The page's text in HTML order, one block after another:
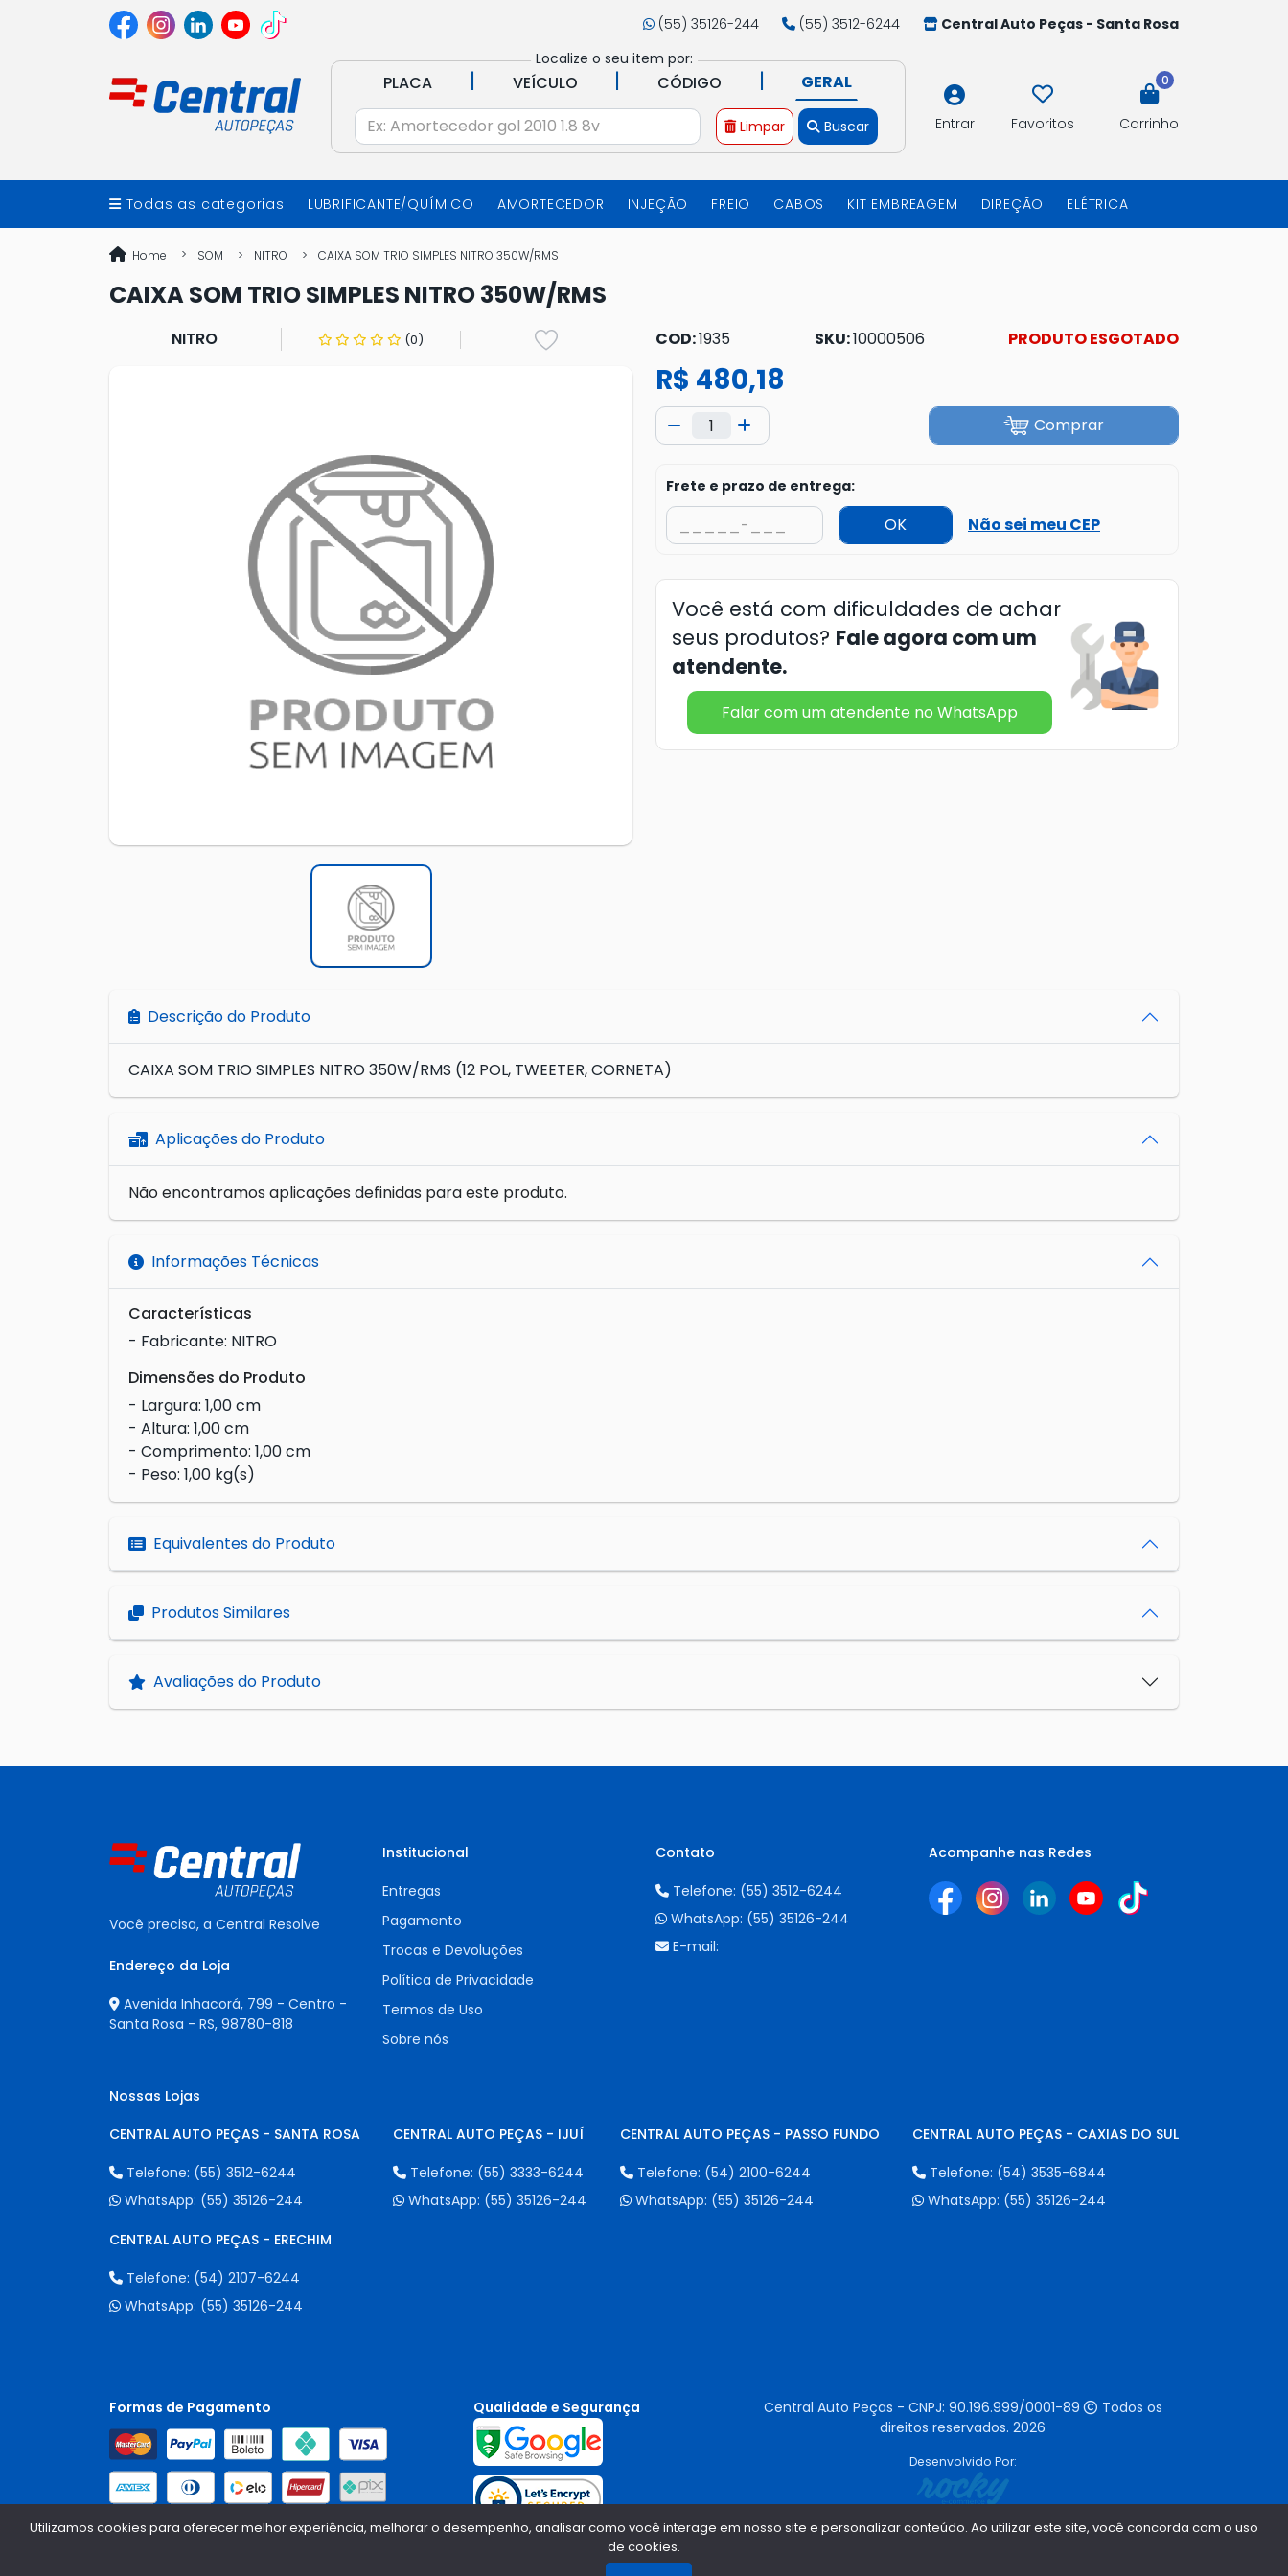
(55) 35126-244 (55) 3512-6244
Central Auto Peças - Santa Rosa
Localize o seu item por:
PLACA | VEÍCULO | CÓDIGO | GERAL
Limpar Buscar Entrar Favoritos
0
Carrinho
Todas as categorias LUBRIFICANTE/QUÍMICO AMORTECEDOR INJEÇÃO FREIO CABOS KIT EMBREAGEM DIREÇÃO ELÉTRICA
Home SOM NITRO CAIXA SOM TRIO SIMPLES NITRO 350W/RMS
CAIXA SOM TRIO SIMPLES NITRO 350W/RMS
NITRO (0) COD:1935 SKU:10000506 PRODUTO ESGOTADO
R$ 480,18
Comprar
Frete e prazo de entrega:
OK Não sei meu CEP
Você está com dificuldades de achar
seus produtos? Fale agora com um
atendente.
Falar com um atendente no WhatsApp
Descrição do Produto
CAIXA SOM TRIO SIMPLES NITRO 350W/RMS (12 POL, TWEETER, CORNETA)
Aplicações do Produto
Não encontramos aplicações definidas para este produto.
Informações Técnicas
Características
- Fabricante: NITRO
Dimensões do Produto
- Largura: 1,00 cm
- Altura: 1,00 cm
- Comprimento: 1,00 cm
- Peso: 1,00 kg(s)
Equivalentes do Produto
Produtos Similares
Avaliações do Produto
Você precisa, a Central Resolve
Endereço da Loja
Avenida Inhacorá, 799 - Centro -
Santa Rosa - RS, 98780-818
Institucional
Entregas
Pagamento
Trocas e Devoluções
Política de Privacidade
Termos de Uso
Sobre nós
Contato
Telefone: (55) 3512-6244
WhatsApp: (55) 35126-244
E-mail:
Acompanhe nas Redes
Nossas Lojas
CENTRAL AUTO PEÇAS - SANTA ROSA
Telefone: (55) 3512-6244
WhatsApp: (55) 35126-244
CENTRAL AUTO PEÇAS - IJUÍ
Telefone: (55) 3333-6244
WhatsApp: (55) 35126-244
CENTRAL AUTO PEÇAS - PASSO FUNDO
Telefone: (54) 2100-6244
WhatsApp: (55) 35126-244
CENTRAL AUTO PEÇAS - CAXIAS DO SUL
Telefone: (54) 3535-6844
WhatsApp: (55) 35126-244
CENTRAL AUTO PEÇAS - ERECHIM
Telefone: (54) 2107-6244
WhatsApp: (55) 35126-244
Formas de Pagamento Qualidade e Segurança Central Auto Peças - CNPJ: 90.196.999/0001-89
Todos os
direitos reservados. 2026
Desenvolvido Por:
Utilizamos cookies para oferecer melhor experiência, melhorar o desempenho, analisar como você interage em nosso site e personalizar conteúdo. Ao utilizar este site, você concorda com o uso
de cookies.